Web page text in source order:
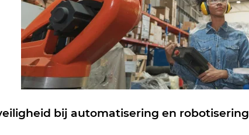
bij automatisering en robotisering